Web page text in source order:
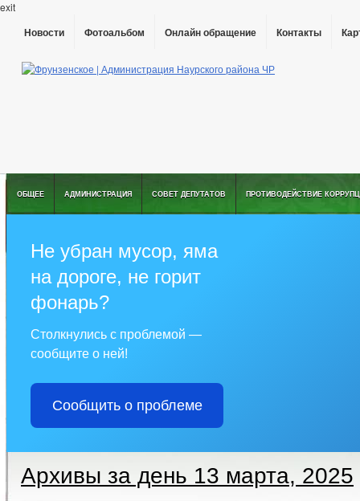
exit
Новости Фотоальбом Онлайн обращение Контакты
ОБЩЕЕ АДМИНИСТРАЦИЯ СОВЕТ ДЕПУТАТОВ ПРОТИВОДЕЙСТВИЕ
Не убран мусор, яма
на дороге, не горит
фонарь?
Столкнулись с проблемой —
сообщите о ней!
Сообщить о проблеме
Архивы за день 13 марта, 2025